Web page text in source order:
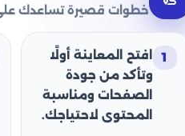
خطوات قصيرة تساعدك
1
افتح المعاينة أولًا
وتأكد من جودة
الصفحات ومناسبة
المحتوى لاحتياجك.